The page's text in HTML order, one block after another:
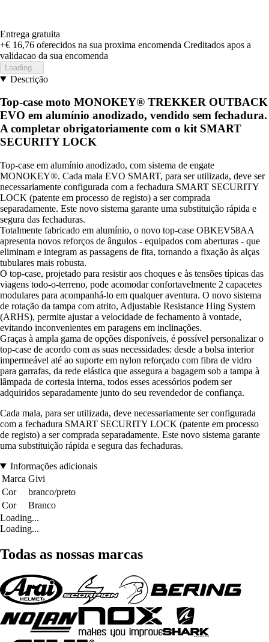
Entrega gratuita
+€ 16,76 oferecidos na sua proxima encomenda Creditados apos a
validacao da sua encomenda
Loading...
Descrição
Top-case moto MONOKEY® TREKKER OUTBACK
EVO em alumínio anodizado, vendido sem fechadura.
A completar obrigatoriamente com o kit SMART
SECURITY LOCK
Top-case em alumínio anodizado, com sistema de engate
MONOKEY®. Cada mala EVO SMART, para ser utilizada, deve ser
necessariamente configurada com a fechadura SMART SECURITY
LOCK (patente em processo de registo) a ser comprada
separadamente. Este novo sistema garante uma substituição rápida e
segura das fechaduras.
Totalmente fabricado em alumínio, o novo top-case OBKEV58AA
apresenta novos reforços de ângulos - equipados com aberturas - que
eliminam e integram as passagens de fita, tornando a fixação às alças
tubulares mais robusta.
O top-case, projetado para resistir aos choques e às tensões típicas das
viagens todo-o-terreno, pode acomodar confortavelmente 2 capacetes
modulares para acompanhá-lo em qualquer aventura. O novo sistema
de rotação da tampa com atrito, Adjustable Resistance Hing System
(ARHS), permite ajustar a velocidade de fechamento à vontade,
evitando inconvenientes em paragens em inclinações.
Graças à ampla gama de opções disponíveis, é possível personalizar o
top-case de acordo com as suas necessidades: desde a bolsa interior
impermeável até ao suporte em nylon reforçado com fibra de vidro
para garrafas, da rede elástica que assegura a bagagem sob a tampa à
lâmpada de cortesia interna, todos esses acessórios podem ser
adquiridos separadamente junto do seu revendedor de confiança.
Cada mala, para ser utilizada, deve necessariamente ser configurada
com a fechadura SMART SECURITY LOCK (patente em processo
de registo) a ser comprada separadamente. Este novo sistema garante
uma substituição rápida e segura das fechaduras.
Informações adicionais
Marca Givi
Cor
branco/preto
Cor
Branco
Loading...
Loading...
Todas as nossas marcas